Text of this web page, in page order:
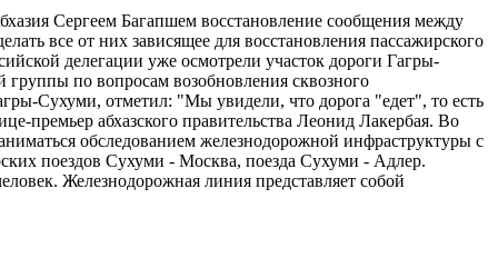
Сергеем Багапшем восстановление сообщения между
все от них зависящее для восстановления пассажирского
делегации уже осмотрели участок дороги Гагры-
по вопросам возобновления сквозного
Сухуми, отметил: "Мы увидели, что дорога "едет", то есть
премьер абхазского правительства Леонид Лакербая. Во
обследованием железнодорожной инфраструктуры с
поездов Сухуми - Москва, поезда Сухуми - Адлер.
Железнодорожная линия представляет собой